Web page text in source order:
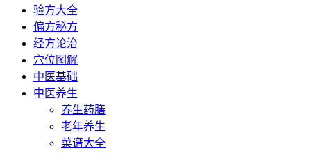
验方大全
偏方秘方
经方论治
穴位图解
中医基础
中医养生
养生药膳
老年养生
菜谱大全